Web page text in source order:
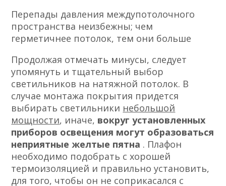
Перепады давления междупотолочного
пространства неизбежны; чем
герметичнее потолок, тем они больше
Продолжая отмечать минусы, следует
упомянуть и тщательный выбор
светильников на натяжной потолок. В
случае монтажа покрытия придется
выбирать светильники небольшой
мощности, иначе, вокруг установленных
приборов освещения могут образоваться
неприятные желтые пятна . Плафон
необходимо подобрать с хорошей
термоизоляцией и правильно установить,
для того, чтобы он не соприкасался с